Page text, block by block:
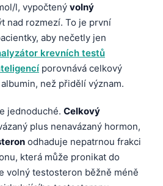
l, vypočtený volný
nad rozmezí. To je první
aby nečetly jen
krevních testů
porovnává celkový
než přidělí význam.
jednoduché. Celkový
plus nenavázaný hormon,
odhaduje nepatrnou frakci
která může pronikat do
volný testosteron běžně méně